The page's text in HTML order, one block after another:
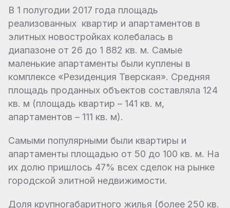
В 1 полугодии 2017 года площадь
реализованных квартир и апартаментов в
элитных новостройках колебалась в
диапазоне от 26 до 1 882 кв. м. Самые
маленькие апартаменты были куплены в
комплексе «Резиденция Тверская». Средняя
площадь проданных объектов составляла 124
кв. м (площадь квартир – 141 кв. м,
апартаментов – 111 кв. м).
Самыми популярными были квартиры и
апартаменты площадью от 50 до 100 кв. м. На
их долю пришлось 47% всех сделок на рынке
городской элитной недвижимости.
Доля крупногабаритного жилья (более 250 кв.